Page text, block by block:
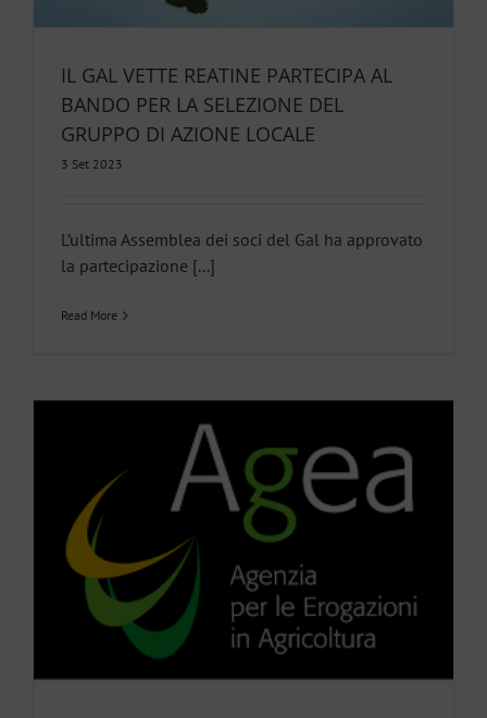
IL GAL VETTE REATINE PARTECIPA AL
BANDO PER LA SELEZIONE DEL
GRUPPO DI AZIONE LOCALE
3 Set 2023
L’ultima Assemblea dei soci del Gal ha approvato
la partecipazione [...]
Read More